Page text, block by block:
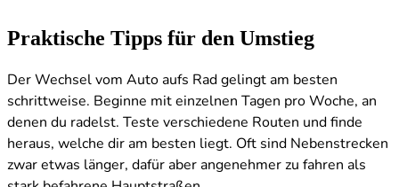
Praktische Tipps für den Umstieg
Der Wechsel vom Auto aufs Rad gelingt am besten
schrittweise. Beginne mit einzelnen Tagen pro Woche, an
denen du radelst. Teste verschiedene Routen und finde
heraus, welche dir am besten liegt. Oft sind Nebenstrecken
zwar etwas länger, dafür aber angenehmer zu fahren als